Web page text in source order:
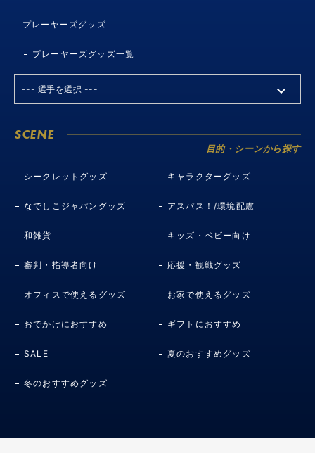
プレーヤーズグッズ
プレーヤーズグッズ一覧
SCENE
目的・シーンから探す
シークレットグッズ キャラクターグッズ
なでしこジャパングッズ アスパス！/環境配慮
和雑貨 キッズ・ベビー向け
審判・指導者向け 応援・観戦グッズ
オフィスで使えるグッズ お家で使えるグッズ
おでかけにおすすめ ギフトにおすすめ
SALE 夏のおすすめグッズ
冬のおすすめグッズ